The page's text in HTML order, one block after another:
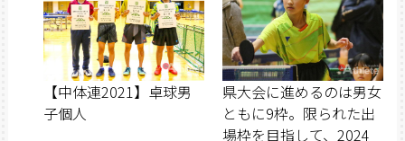
【中体連2021】卓球男
子個人
県大会に進めるのは男女
ともに9枠。限られた出
場枠を目指して、2024